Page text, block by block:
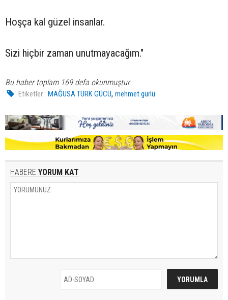
Hoşça kal güzel insanlar.
Sizi hiçbir zaman unutmayacağım."
Bu haber toplam 169 defa okunmuştur
Etiketler : MAĞUSA TÜRK GÜCÜ,mehmet gürlü
HABERE YORUM KAT